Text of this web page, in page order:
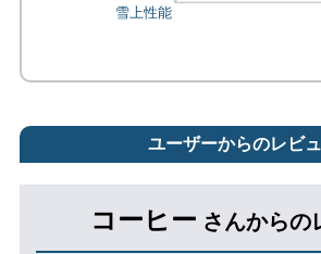
ユーザーからのレビ
コーヒー さんからの